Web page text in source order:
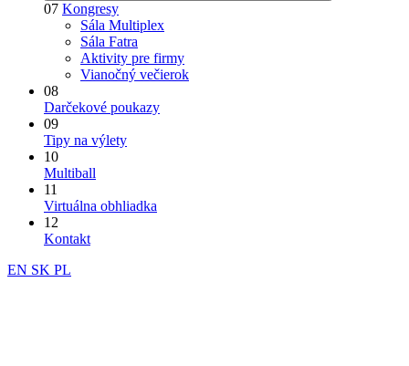
07 Kongresy
Sála Multiplex
Sála Fatra
Aktivity pre firmy
Vianočný večierok
08
Darčekové poukazy
09
Tipy na výlety
10
Multiball
11
Virtuálna obhliadka
12
Kontakt
EN SK PL